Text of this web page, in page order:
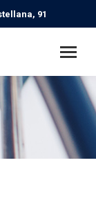
91